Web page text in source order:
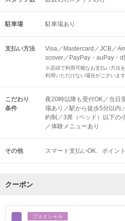
駐車場 駐車場あり
支払い方法
Visa／Mastercard／JCB／
scover／PayPay・auPay・d
※店頭で利用可能なお支払い方法
利用いただけない場合がございます
こだわり
条件
夜20時以降も受付OK／当日
場あり／駅から徒歩5分以内
約制／3席（ベッド）以下の
／体験メニューあり
その他 スマート支払いOK ポイン
クーポン
フェイシャル